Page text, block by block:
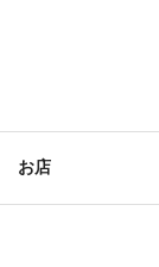
お店